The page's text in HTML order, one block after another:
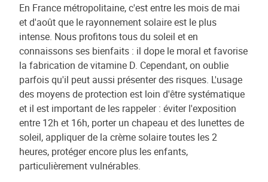
En France métropolitaine, c'est entre les mois de mai
et d'août que le rayonnement solaire est le plus
intense. Nous profitons tous du soleil et en
connaissons ses bienfaits : il dope le moral et favorise
la fabrication de vitamine D. Cependant, on oublie
parfois qu'il peut aussi présenter des risques. L'usage
des moyens de protection est loin d'être systématique
et il est important de les rappeler : éviter l'exposition
entre 12h et 16h, porter un chapeau et des lunettes de
soleil, appliquer de la crème solaire toutes les 2
heures, protéger encore plus les enfants,
particulièrement vulnérables.